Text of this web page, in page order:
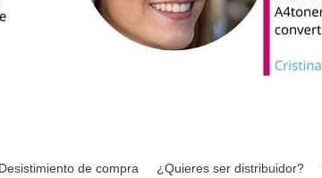
de compra ¿Quieres ser distribuidor?